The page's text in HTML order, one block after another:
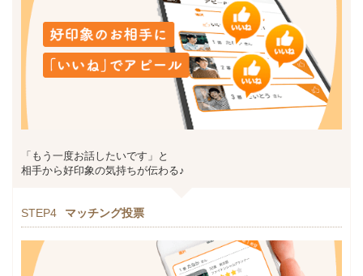
「もう一度お話したいです」と
相手から好印象の気持ちが伝わる♪
STEP4 マッチング投票